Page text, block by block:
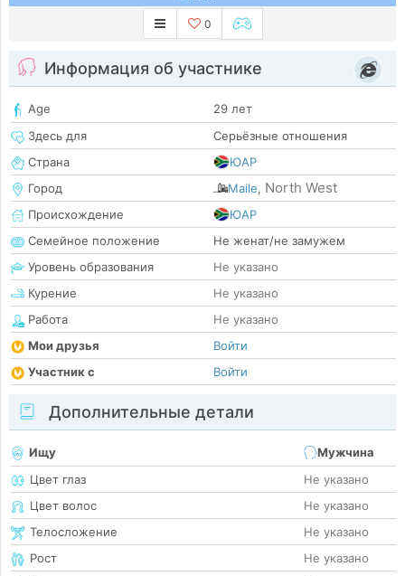
0
Информация об участнике
Age
29 лет
Здесь для
Серьёзные отношения
Страна
ЮАР
Город
Maile, North West
Происхождение
ЮАР
Семейное положение
Не женат/не замужем
Уровень образования
Не указано
Курение
Не указано
Работа
Не указано
Мои друзья
Войти
Участник с
Войти
Дополнительные детали
Ищу
Мужчина
Цвет глаз
Не указано
Цвет волос
Не указано
Телосложение
Не указано
Рост
Не указано